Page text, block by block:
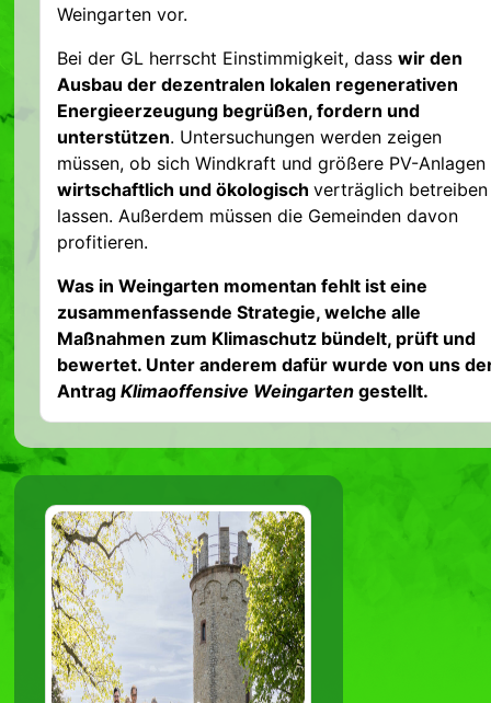
Weingarten vor.
Bei der GL herrscht Einstimmigkeit, dass wir den
Ausbau der dezentralen lokalen regenerativen
Energieerzeugung begrüßen, fordern und
unterstützen. Untersuchungen werden zeigen
müssen, ob sich Windkraft und größere PV-Anlagen
wirtschaftlich und ökologisch verträglich betreiben
lassen. Außerdem müssen die Gemeinden davon
profitieren.
Was in Weingarten momentan fehlt ist eine
zusammenfassende Strategie, welche alle
Maßnahmen zum Klimaschutz bündelt, prüft und
bewertet. Unter anderem dafür wurde von uns
Antrag Klimaoffensive Weingarten gestellt.